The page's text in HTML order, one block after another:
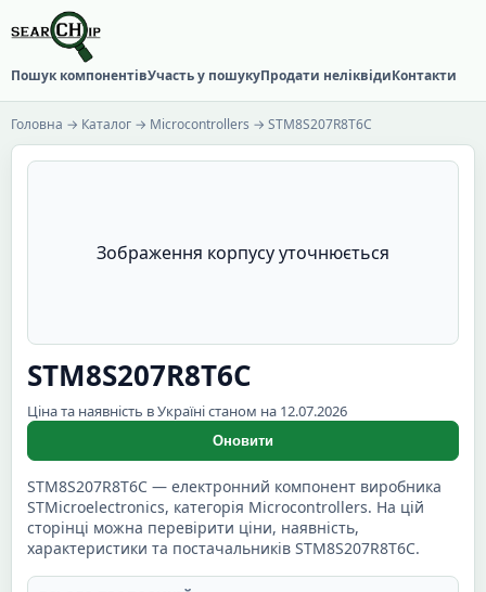
Пошук компонентівУчасть у пошукуПродати неліквідиКонтакти
Головна → Каталог → Microcontrollers → STM8S207R8T6C
Зображення корпусу уточнюється
STM8S207R8T6C
Ціна та наявність в Україні станом на 12.07.2026
Оновити
STM8S207R8T6C — електронний компонент виробника
STMicroelectronics, категорія Microcontrollers. На цій
сторінці можна перевірити ціни, наявність,
характеристики та постачальників STM8S207R8T6C.